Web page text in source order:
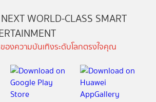
WORLD-CLASS SMART
องความบันเทิงระดับโลกตรงใจคุณ